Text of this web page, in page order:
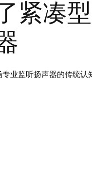
紧凑
专业监听扬声器的传统